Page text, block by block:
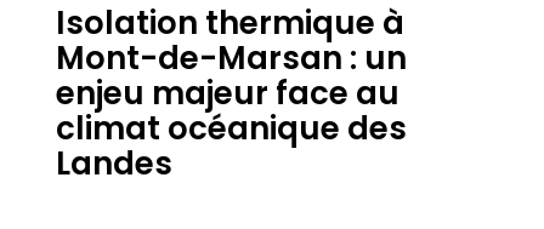
Isolation thermique à
Mont-de-Marsan : un
enjeu majeur face au
climat océanique des
Landes